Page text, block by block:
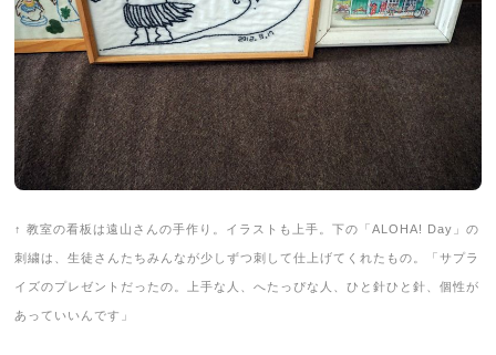
↑ 教室の看板は遠山さんの手作り。イラストも上手。下の「ALOHA! Day」の
刺繍は、生徒さんたちみんなが少しずつ刺して仕上げてくれたもの。「サプラ
イズのプレゼントだったの。上手な人、へたっぴな人、ひと針ひと針、個性が
あっていいんです」